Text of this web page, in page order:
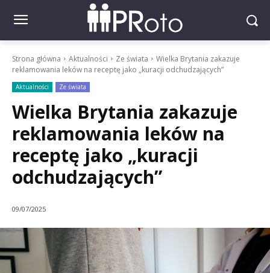
Strona główna Aktualności Ze świata
Wielka Brytania zakazuje
reklamowania leków na receptę jako „kuracji odchudzających”
Aktualności Ze świata
Wielka Brytania zakazuje
reklamowania leków na
receptę jako „kuracji
odchudzających”
09/07/2025